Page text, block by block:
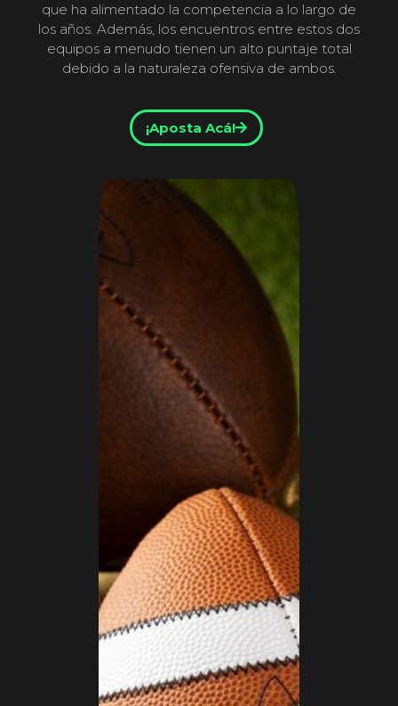
que ha alimentado la competencia a lo largo de
los años. Además, los encuentros entre estos dos
equipos a menudo tienen un alto puntaje total
debido a la naturaleza ofensiva de ambos.
¡Aposta Acá!